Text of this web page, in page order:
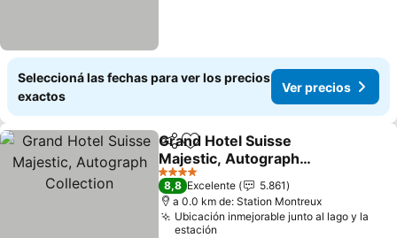
Seleccioná las fechas para ver los precios
exactos
Ver precios
CompartirAñadir a favoritos
Grand Hotel Suisse
Majestic, Autograph
Collection
4 Estrellas
8,8 Excelente
5.861
a 0.0 km de: Station Montreux
Ubicación inmejorable junto al lago y la
estación